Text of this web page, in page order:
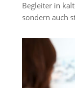
Begleiter in
sondern auch